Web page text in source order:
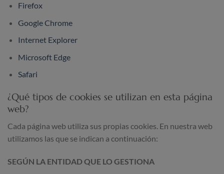
Firefox
Google Chrome
Internet Explorer
Microsoft Edge
Safari
¿Qué tipos de cookies se utilizan en esta página
web?
Cada página web utiliza sus propias cookies. En nuestra web
utilizamos las que se indican a continuación:
SEGÚN LA ENTIDAD QUE LO GESTIONA